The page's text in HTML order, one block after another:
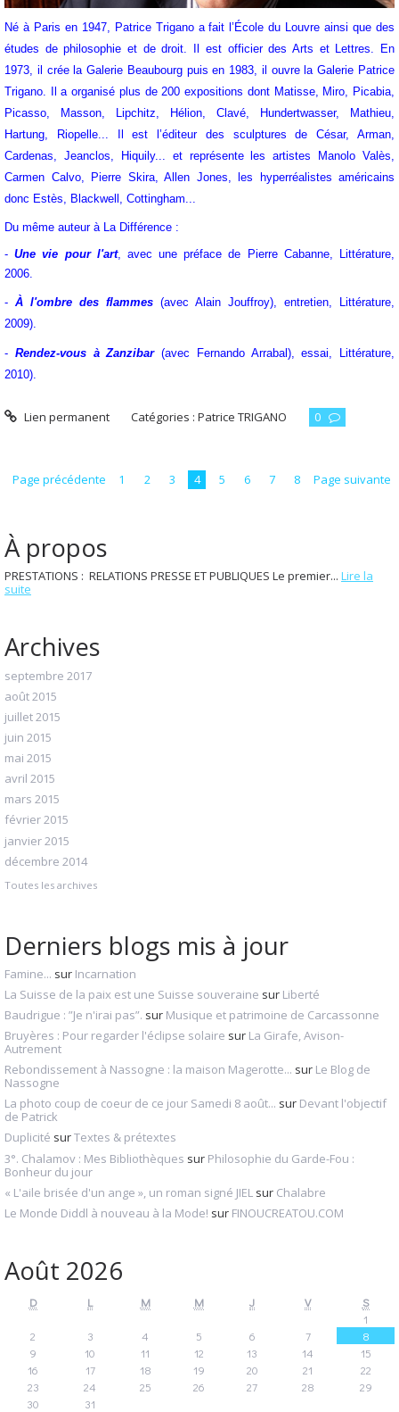
À propos
PRESTATIONS : RELATIONS PRESSE ET PUBLIQUES Le premier... Lire la
suite
Archives
septembre 2017
août 2015
juillet 2015
juin 2015
mai 2015
avril 2015
mars 2015
février 2015
janvier 2015
décembre 2014
Toutes les archives
Derniers blogs mis à jour
Famine... sur Incarnation
La Suisse de la paix est une Suisse souveraine sur Liberté
Baudrigue : ”Je n'irai pas”. sur Musique et patrimoine de Carcassonne
Bruyères : Pour regarder l'éclipse solaire sur La Girafe, Avison-
Autrement
Rebondissement à Nassogne : la maison Magerotte... sur Le Blog de
Nassogne
La photo coup de coeur de ce jour Samedi 8 août... sur Devant l'objectif
de Patrick
Duplicité surTextes & prétextes
3°. Chalamov : Mes Bibliothèques sur Philosophie du Garde-Fou :
Bonheur du jour
« L'aile brisée d'un ange », un roman signé JIEL sur Chalabre
Le Monde Diddl à nouveau à la Mode! sur FINOUCREATOU.COM
Août 2026
D L M M J V
S
1
2
3 4 5 6 7
8
9
10 11 12 13 14
15
16
17 18 19 20 21
22
23
24 25 26 27 28
29
30
31
Né à Paris en 1947, Patrice Trigano a fait l’École du Louvre ainsi que des
études de philosophie et de droit. Il est officier des Arts et Lettres. En
1973, il crée la Galerie Beaubourg puis en 1983, il ouvre la Galerie Patrice
Trigano. Il a organisé plus de 200 expositions dont Matisse, Miro, Picabia,
Picasso, Masson, Lipchitz, Hélion, Clavé, Hundertwasser, Mathieu,
Hartung, Riopelle... Il est l’éditeur des sculptures de César, Arman,
Cardenas, Jeanclos, Hiquily... et représente les artistes Manolo Valès,
Carmen Calvo, Pierre Skira, Allen Jones, les hyperréalistes américains
donc Estès, Blackwell, Cottingham...
Du même auteur à La Différence :
-Une vie pour l'art, avec une préface de Pierre Cabanne, Littérature,
2006.
- À l'ombre des flammes (avec Alain Jouffroy), entretien, Littérature,
2009).
- Rendez-vous à Zanzibar(avec Fernando Arrabal), essai, Littérature,
2010).
Lien permanent Catégories :Patrice TRIGANO 0
Page précédente 1 2 3 4 5 6 7 8 Page suivante